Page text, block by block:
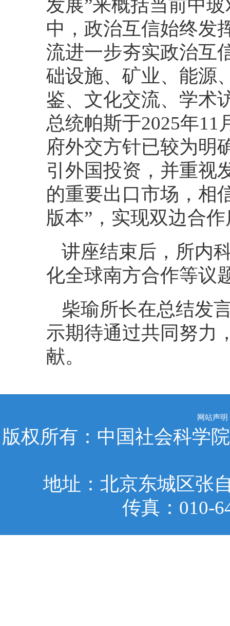
发展”来概括当前中
中，政治互信始终发
流进一步夯实政治互
础设施、矿业、能源
鉴、文化交流、学术
总统帕斯于2025年11
府外交方针已较为明
引外国投资，并重视
的重要出口市场，相
版本”，实现双边合
讲座结束后，所内
化全球南方合作等议
柴瑜所长在总结发
示期待通过共同努力
献。
网站声明
版权所有：中国社会科学
地址：北京东城区张
传真：010-